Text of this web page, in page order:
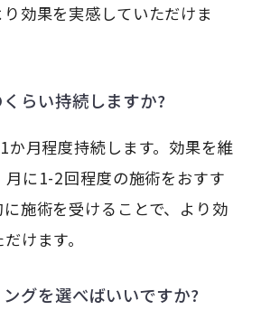
効果を実感していただけま
らい持続しますか?
か月程度持続します。効果を維
に1-2回程度の施術をおすす
施術を受けることで、より効
けます。
グを選べばいいですか?